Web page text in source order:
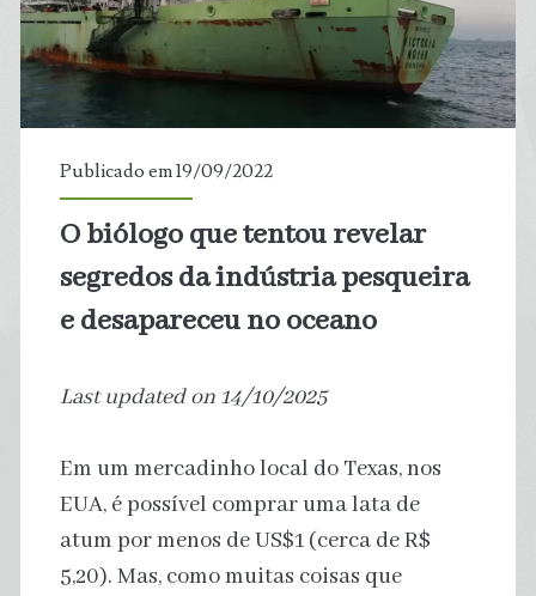
Publicado em 19/09/2022
O biólogo que tentou revelar
segredos da indústria pesqueira
e desapareceu no oceano
Last updated on 14/10/2025
Em um mercadinho local do Texas, nos
EUA, é possível comprar uma lata de
atum por menos de US$1 (cerca de R$
5,20). Mas, como muitas coisas que